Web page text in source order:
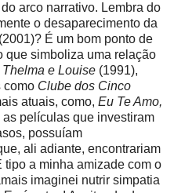
arco narrativo. Lembra do
o desaparecimento da
(2001)? É um bom ponto de
que simboliza uma relação
Thelma e Louise (1991),
como Clube dos Cinco
atuais, como, Eu Te Amo,
películas que investiram
possuíam
ali adiante, encontrariam
a minha amizade com o
imaginei nutrir simpatia